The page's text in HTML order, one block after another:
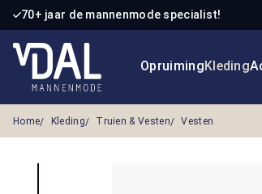
de hoofdinhoud
Ga naar de zoekopdracht
Ga naar de hoofdnavigatie
70+ jaar de mannenmode specialist!
OpruimingKleding
Home Kleding Truien & Vesten Vesten